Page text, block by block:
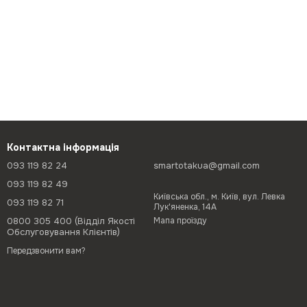
Контактна інформація
093 119 82 24
093 119 82 49
093 119 82 71
0800 305 400 (Відділ Якості
Обслуговування Клієнтів)
Передзвонити вам?
smartotakua@gmail.com
Київська обл., м. Київ, вул. Левка
Лук'яненка, 14А
Мапа проїзду